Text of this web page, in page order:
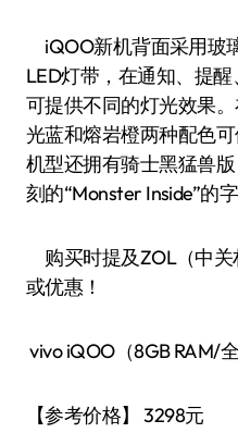
iQOO新机背面采用玻
LED灯带，在通知、提
可提供不同的灯光效果
光蓝和熔岩橙两种配色
机型还拥有骑士黑猛兽
刻的“Monster Inside”的字
购买时提及ZOL（中
或优惠！
vivo iQOO（8GB RAM/全
【参考价格】 3298元